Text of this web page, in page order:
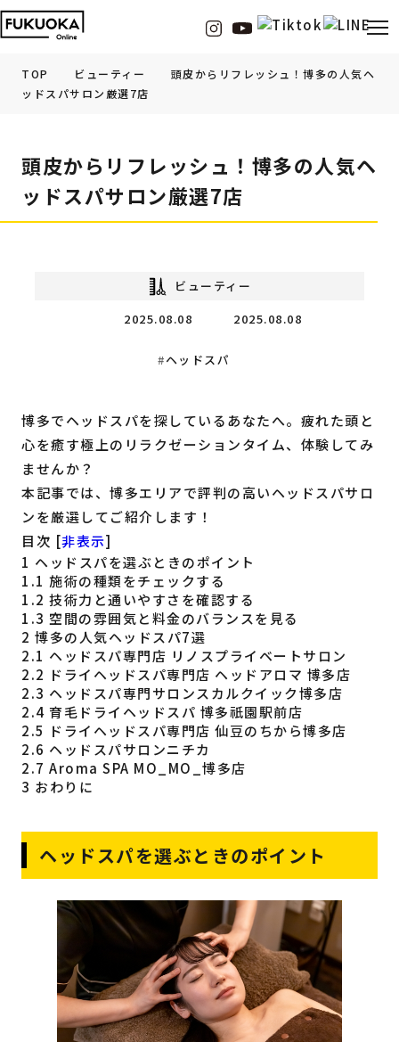
福岡の 観光・お出かけ情報
福岡のイベント情報
ビューティー
フィットネス 情報
福岡の教育・子育て情報
福岡の
TOP ビューティー
頭皮からリフレッシュ！博多の人気ヘ
ッドスパサロン厳選7店
頭皮からリフレッシュ！博多の人気ヘ
ッドスパサロン厳選7店
ビューティー
2025.08.08
2025.08.08
ヘッドスパ
博多でヘッドスパを探しているあなたへ。疲れた頭と
心を癒す極上のリラクゼーションタイム、体験してみ
ませんか？
本記事では、博多エリアで評判の高いヘッドスパサロ
ンを厳選してご紹介します！
目次 [非表示]
1 ヘッドスパを選ぶときのポイント
1.1 施術の種類をチェックする
1.2 技術力と通いやすさを確認する
1.3 空間の雰囲気と料金のバランスを見る
2 博多の人気ヘッドスパ7選
2.1 ヘッドスパ専門店 リノスプライベートサロン
2.2 ドライヘッドスパ専門店 ヘッドアロマ 博多店
2.3 ヘッドスパ専門サロンスカルクイック博多店
2.4 育毛ドライヘッドスパ 博多祇園駅前店
2.5 ドライヘッドスパ専門店 仙豆のちから博多店
2.6 ヘッドスパサロンニチカ
2.7 Aroma SPA MO_MO_博多店
3 おわりに
ヘッドスパを選ぶときのポイント